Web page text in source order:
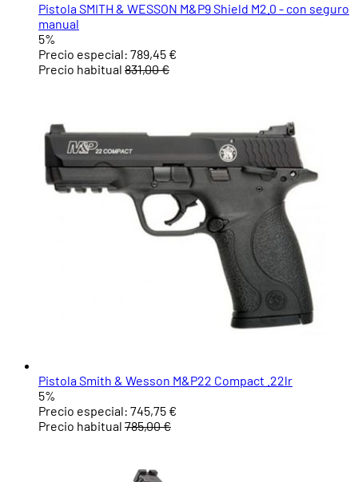
Pistola SMITH & WESSON M&P9 Shield M2.0 - con seguro
manual
5%
Precio especial: 789,45 €
Precio habitual 831,00 €
Pistola Smith & Wesson M&P22 Compact .22lr
5%
Precio especial: 745,75 €
Precio habitual 785,00 €